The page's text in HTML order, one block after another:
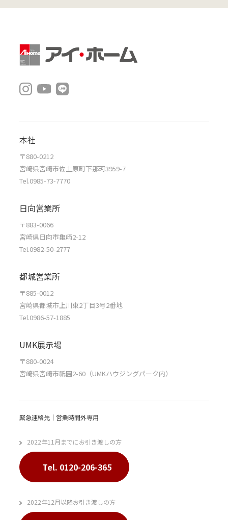
本社
〒880-0212
宮崎県宮崎市佐土原町下那珂3959-7
Tel.0985-73-7770
日向営業所
〒883-0066
宮崎県日向市亀崎2-12
Tel.0982-50-2777
都城営業所
〒885-0012
宮崎県都城市上川東2丁目3号2番地
Tel.0986-57-1885
UMK展示場
〒880-0024
宮崎県宮崎市祇園2-60（UMKハウジングパーク内）
緊急連絡先｜営業時間外専用
2022年11月までにお引き渡しの方
Tel. 0120-206-365
2022年12月以降お引き渡しの方